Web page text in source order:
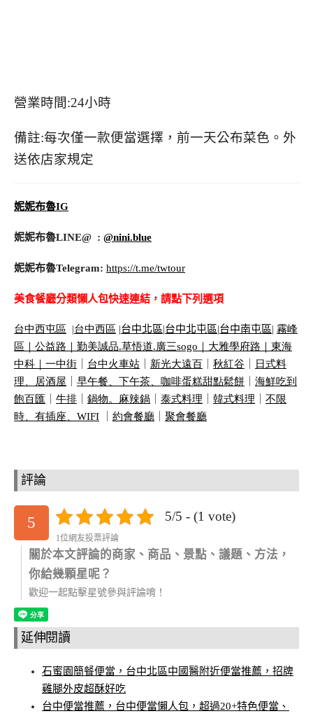
營業時間:24小時
備註:每次僅一款便當選擇，前一天公布菜色。外
送依店家規定
妮妮布魯IG
妮妮布魯LINE@ : @nini.blue
妮妮布魯Telegram: https://t.me/twtour
美食餐廳分類懶人包快速連結，請點下列選項
台中西屯區 |台中西區 |台中北區|台中北屯區|台中南屯區| 霧峰
區｜ 公益路｜ 勤美誠品.草悟道.廣三sogo 大雅學府路｜ 東海
中科｜ 一中街 台中火車站 新光大遠百 秋紅谷
日式料
理、居酒屋
早午餐、下午茶、咖啡蛋糕甜點鬆餅
海鮮吃到
飽百匯
牛排 鍋物。麻辣鍋 泰式料理 韓式料理
不限
時、有插座、 WIFI 約會餐廳 聚會餐廳
評論
5 5/5 - (1 vote)
1位網友投票評論
關於本文評論的商家、商品、景點、議題、方法，
你給幾顆星呢？
歡迎一起點擊星號參與評論唷！
延伸閱讀
石蜜園簡餐便當，台中北區中國醫附近便當推薦，招牌
雞腿外皮超酥好吃
台中便當推薦，台中便當懶人包，超過20+特色便當、